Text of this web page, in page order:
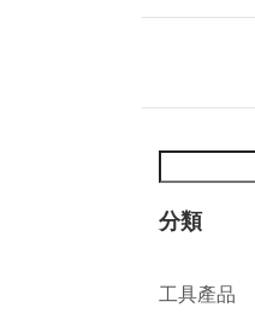
分類
工具產品